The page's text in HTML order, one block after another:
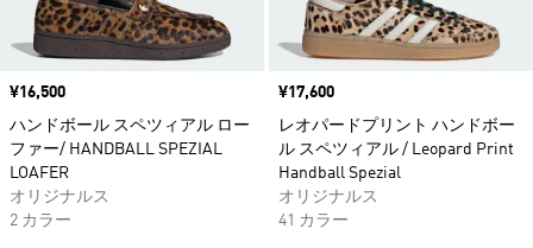
価格
¥16,500
ハンドボール スペツィアル ロー
ファー/ HANDBALL SPEZIAL
LOAFER
オリジナルス
2 カラー
価格
¥17,600
レオパードプリント ハンドボー
ル スペツィアル / Leopard Print
Handball Spezial
オリジナルス
41 カラー